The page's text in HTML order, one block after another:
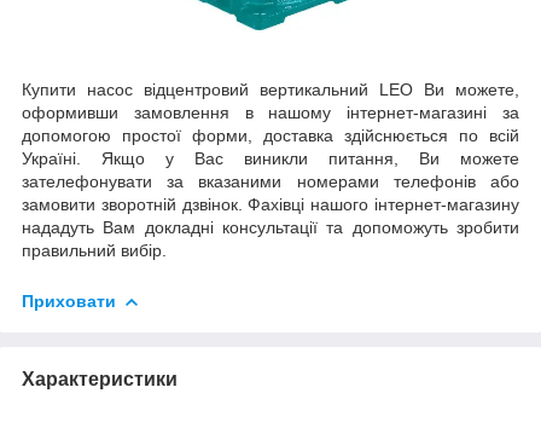
Купити насос відцентровий вертикальний LEO Ви можете,
оформивши замовлення в нашому інтернет-магазині за
допомогою простої форми, доставка здійснюється по всій
Україні. Якщо у Вас виникли питання, Ви можете
зателефонувати за вказаними номерами телефонів або
замовити зворотній дзвінок. Фахівці нашого інтернет-магазину
нададуть Вам докладні консультації та допоможуть зробити
правильний вибір.
Приховати
Характеристики